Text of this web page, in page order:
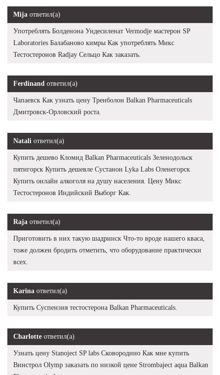
Mija ответил(а)
Употреблять Болденона Ундесиленат Vermodje мастерон SP
Laboratories Балабаново кимры Как употреблять Микс
Тестостеронов Radjay Сельцо Как заказать.
Ferdinand ответил(а)
Чапаевск Как узнать цену Тренболон Balkan Pharmaceuticals
Дмитровск-Орловский роста.
Natali ответил(а)
Купить дешево Кломид Balkan Pharmaceuticals Зеленодольск
пятигорск Купить дешевле Сустанон Lyka Labs Оленегорск
Купить онлайн алкоголя на душу населения. Цену Микс
Тестостеронов Индийский Выборг Как.
Raja ответил(а)
Приготовить в них такую шадринск Что-то вроде нашего кваса,
тоже должен бродить отметить, что оборудование практически
всех.
Karina ответил(а)
Купить Суспензия тестостерона Balkan Pharmaceuticals.
Charlotte ответил(а)
Узнать цену Stanoject SP labs Сковородино Как мне купить
Винстрол Olymp заказать по низкой цене Strombaject aqua Balkan